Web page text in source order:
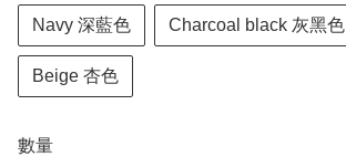
Navy 深藍色 Charcoal black 灰黑色
Beige 杏色
數量